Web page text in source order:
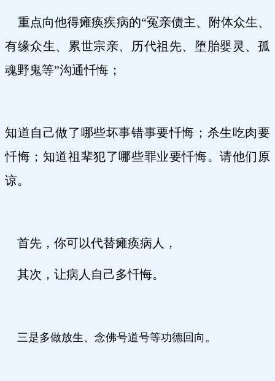
重点向他得瘫痪疾病的“冤亲债主、附体众生、
有缘众生、累世宗亲、历代祖先、堕胎婴灵、孤
魂野鬼等”沟通忏悔；
知道自己做了哪些坏事错事要忏悔；杀生吃肉要
忏悔；知道祖辈犯了哪些罪业要忏悔。请他们原
谅。
首先，你可以代替瘫痪病人，
其次，让病人自己多忏悔。
三是多做放生、念佛号道号等功德回向。